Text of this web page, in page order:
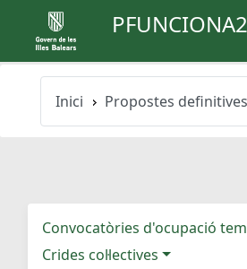
Inici Propostes definitives
Convocatòries d'ocupació
Crides col·lectives